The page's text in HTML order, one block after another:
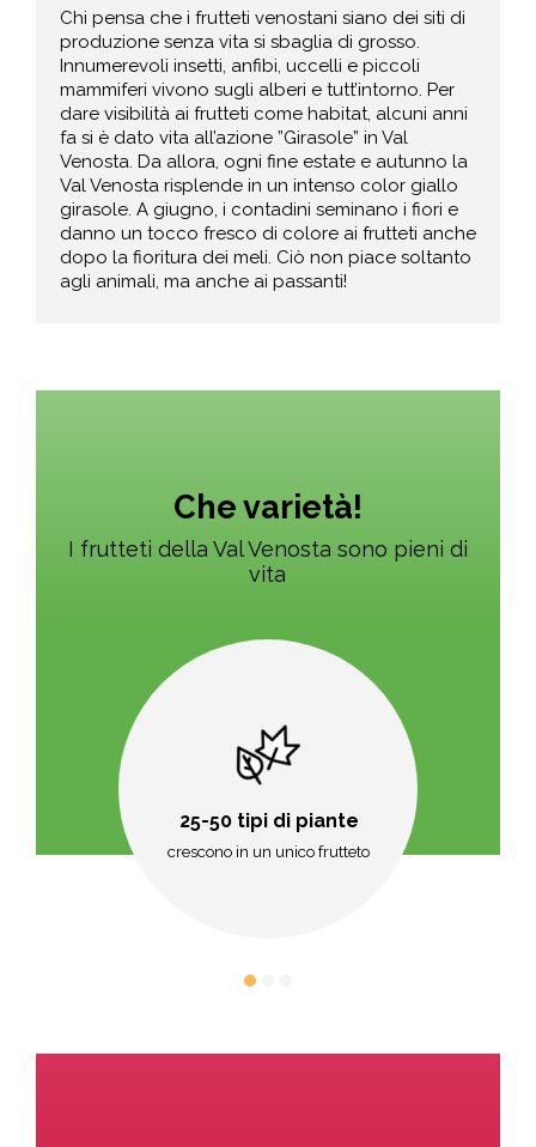
Chi pensa che i frutteti venostani siano dei siti di
produzione senza vita si sbaglia di grosso.
Innumerevoli insetti, anfibi, uccelli e piccoli
mammiferi vivono sugli alberi e tutt’intorno. Per
dare visibilità ai frutteti come habitat, alcuni anni
fa si è dato vita all’azione ”Girasole” in Val
Venosta. Da allora, ogni fine estate e autunno la
Val Venosta risplende in un intenso color giallo
girasole. A giugno, i contadini seminano i fiori e
danno un tocco fresco di colore ai frutteti anche
dopo la fioritura dei meli. Ciò non piace soltanto
agli animali, ma anche ai passanti!
Che varietà!
I frutteti della Val Venosta sono pieni di
vita
25-50 tipi di piante
crescono in un unico frutteto